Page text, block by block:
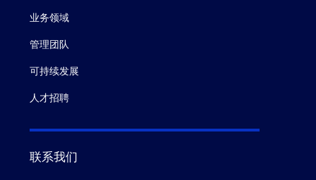
业务领域
管理团队
可持续发展
人才招聘
联系我们